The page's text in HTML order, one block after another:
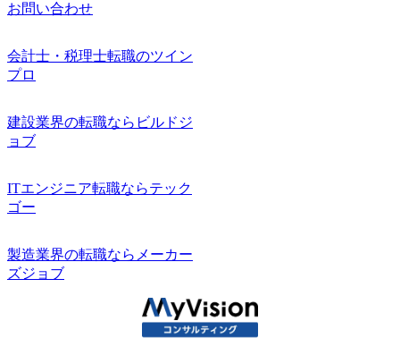
お問い合わせ
会計士・税理士転職のツイン
プロ
建設業界の転職ならビルドジ
ョブ
ITエンジニア転職ならテック
ゴー
製造業界の転職ならメーカー
ズジョブ